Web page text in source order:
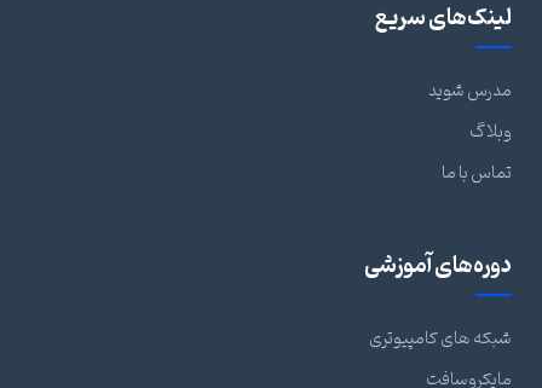
لینک‌های سریع
مدرس شوید
وبلاگ
تماس با ما
دوره‌های آموزشی
شبکه های کامپیوتری
مایکروسافت